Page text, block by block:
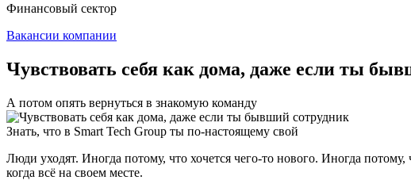
Финансовый сектор
Вакансии компании
Чувствовать себя как дома, даже если ты
А потом опять вернуться в знакомую команду
Знать, что в Smart Tech Group ты по-настоящему свой
Люди уходят. Иногда потому, что хочется чего-то нового. Иногда
когда всё на своем месте.